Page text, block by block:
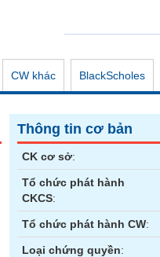
CW khác BlackScholes
Thông tin cơ bản
CK cơ sở:
Tổ chức phát hành
CKCS:
Tổ chức phát hành CW:
Loại chứng quyền: